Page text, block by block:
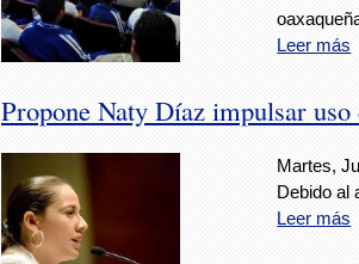
Leer más
Propone Naty Díaz impulsar uso
Martes,
Debido al
Leer más